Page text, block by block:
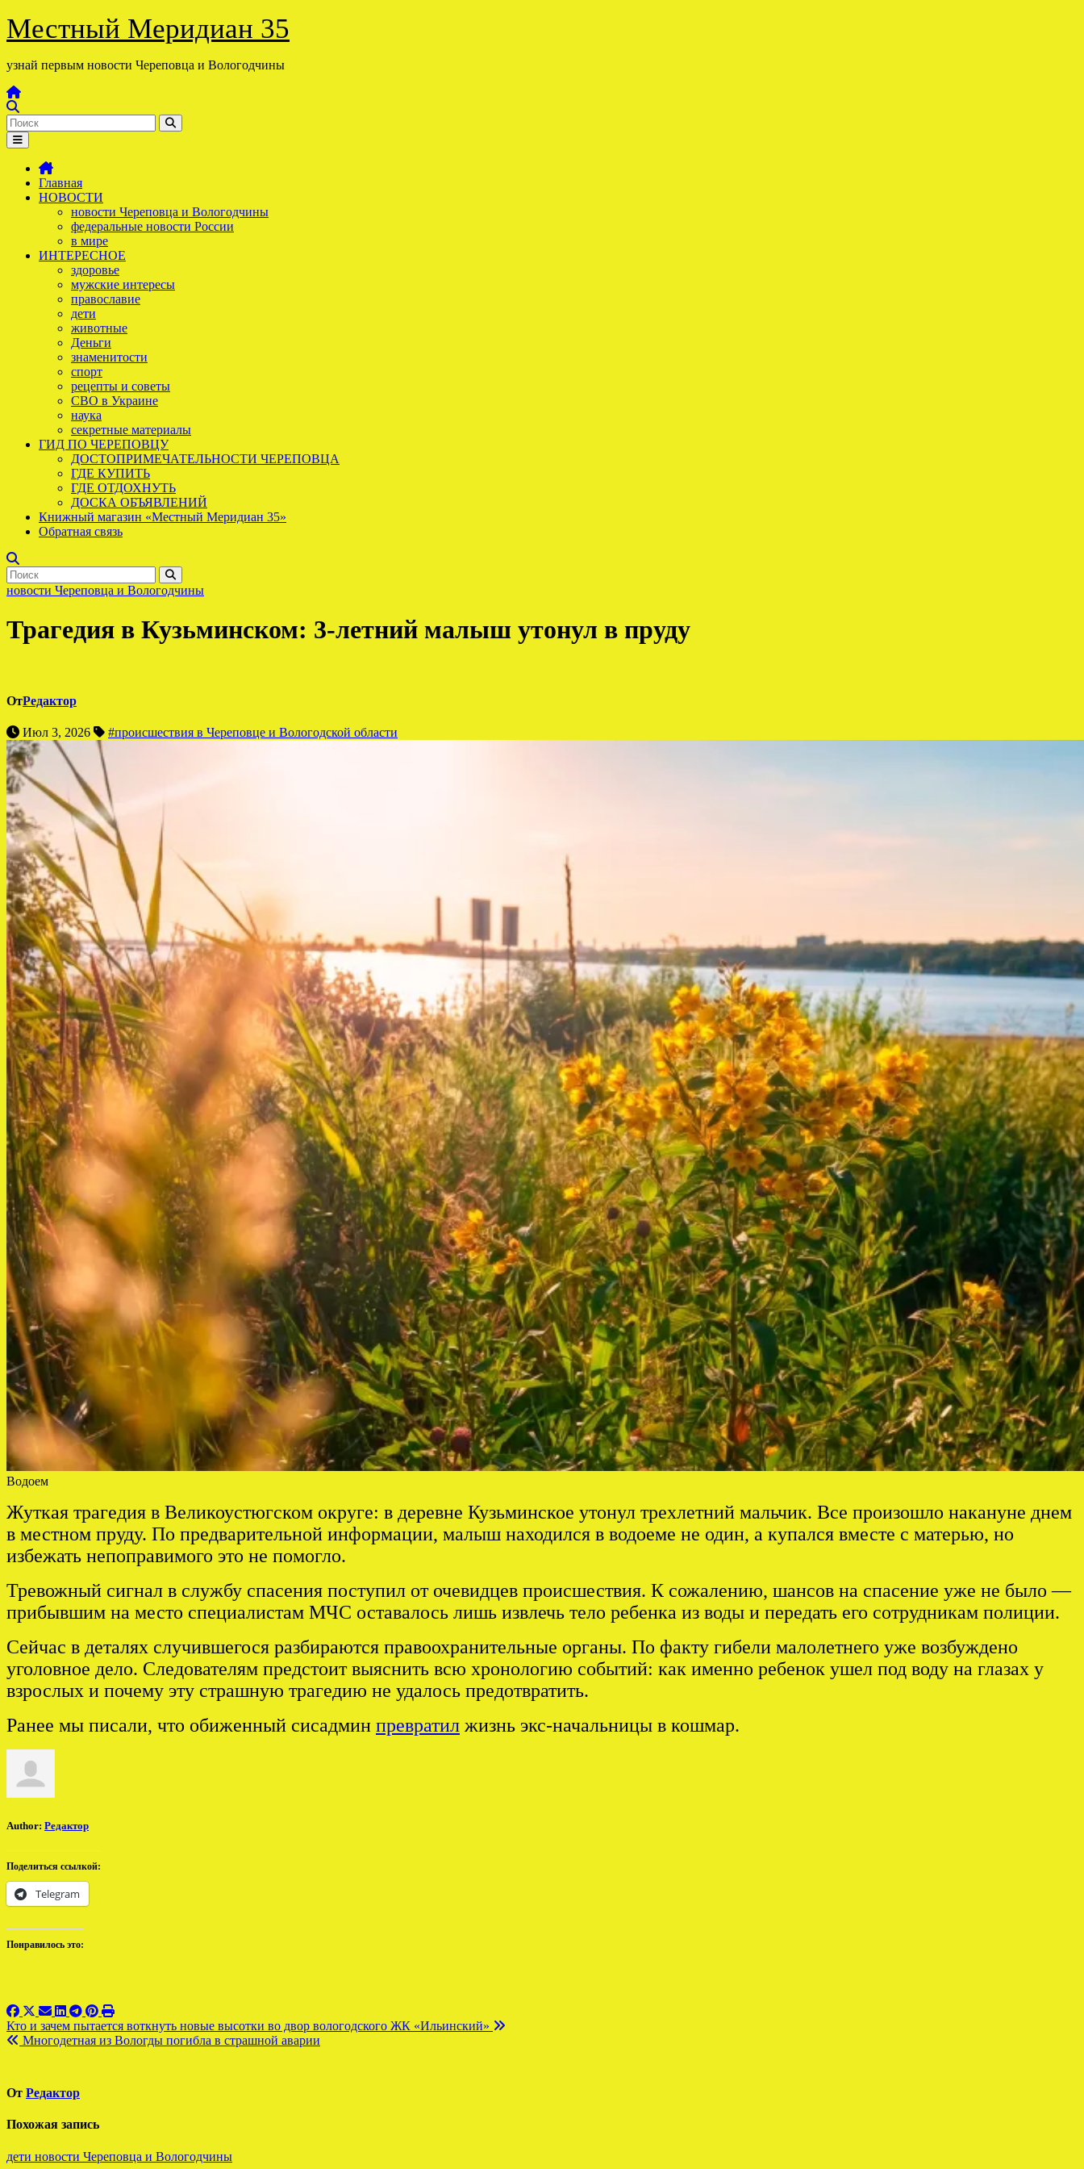
Перейти
к
Местный Меридиан 35
узнай первым новости Череповца и Вологодчины
Главная
НОВОСТИ
новости Череповца и Вологодчины
федеральные новости России
в мире
ИНТЕРЕСНОЕ
здоровье
мужские интересы
православие
дети
животные
Деньги
знаменитости
спорт
рецепты и советы
СВО в Украине
наука
секретные материалы
ГИД ПО ЧЕРЕПОВЦУ
ДОСТОПРИМЕЧАТЕЛЬНОСТИ ЧЕРЕПОВЦА
ГДЕ КУПИТЬ
ГДЕ ОТДОХНУТЬ
ДОСКА ОБЪЯВЛЕНИЙ
Книжный магазин «Местный Меридиан 35»
Обратная связь
новости Череповца и Вологодчины
Трагедия в Кузьминском: 3-летний малыш утонул в пруду
ОтРедактор
Июл 3, 2026 #происшествия в Череповце и Вологодской области
Водоем
Жуткая трагедия в Великоустюгском округе: в деревне Кузьминское утонул трехлетний мальчик. Все произошло накануне днем
в местном пруду. По предварительной информации, малыш находился в водоеме не один, а купался вместе с матерью, но
избежать непоправимого это не помогло.
Тревожный сигнал в службу спасения поступил от очевидцев происшествия. К сожалению, шансов на спасение уже не было —
прибывшим на место специалистам МЧС оставалось лишь извлечь тело ребенка из воды и передать его сотрудникам полиции.
Сейчас в деталях случившегося разбираются правоохранительные органы. По факту гибели малолетнего уже возбуждено
уголовное дело. Следователям предстоит выяснить всю хронологию событий: как именно ребенок ушел под воду на глазах у
взрослых и почему эту страшную трагедию не удалось предотвратить.
Ранее мы писали, что обиженный сисадмин превратил жизнь экс-начальницы в кошмар.
Author: Редактор
Поделиться ссылкой:
Telegram
Понравилось это:
Навигация
по
Кто и зачем пытается воткнуть новые высотки во двор вологодского ЖК «Ильинский»
Многодетная из Вологды погибла в страшной аварии
От Редактор
Похожая запись
дети новости Череповца и Вологодчины